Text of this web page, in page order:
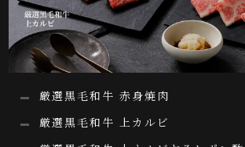
厳選黒毛和牛 赤身焼肉
厳選黒毛和牛 上カルビ